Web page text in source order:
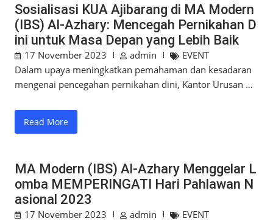
Sosialisasi KUA Ajibarang di MA Modern
(IBS) Al-Azhary: Mencegah Pernikahan D
ini untuk Masa Depan yang Lebih Baik
17 November 2023 admin
EVENT
Dalam upaya meningkatkan pemahaman dan kesadaran
mengenai pencegahan pernikahan dini, Kantor Urusan …
Read More
MA Modern (IBS) Al-Azhary Menggelar L
omba MEMPERINGATI Hari Pahlawan N
asional 2023
17 November 2023 admin
EVENT